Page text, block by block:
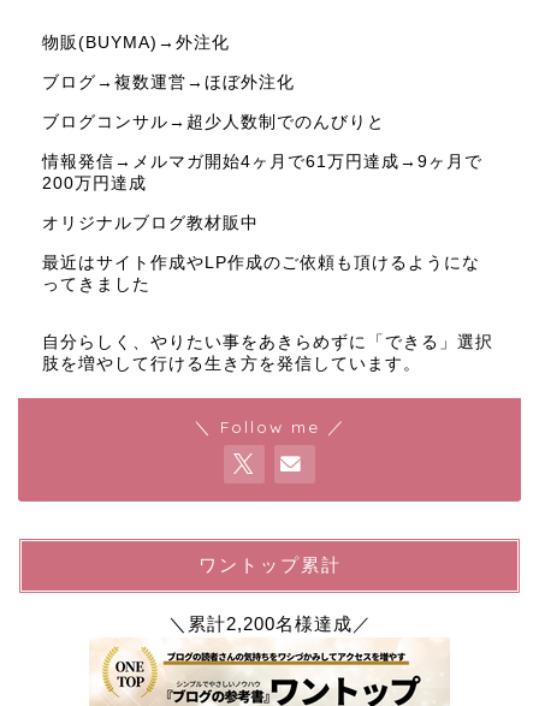
物販(BUYMA)→外注化
ブログ→複数運営→ほぼ外注化
ブログコンサル→超少人数制でのんびりと
情報発信→メルマガ開始4ヶ月で61万円達成→9ヶ月で
200万円達成
オリジナルブログ教材販中
最近はサイト作成やLP作成のご依頼も頂けるようにな
ってきました
自分らしく、やりたい事をあきらめずに「できる」選択
肢を増やして行ける生き方を発信しています。
＼ Follow me ／
ワントップ累計
＼累計2,200名様達成／